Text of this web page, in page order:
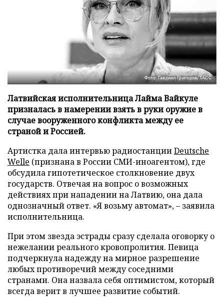
Фото: Гавриил Григоров/ТАСС
Латвийская исполнительница Лайма Вайкуле
призналась в намерении взять в руки оружие в
случае вооруженного конфликта между ее
страной и Россией.
Артистка дала интервью радиостанцииDeutsche
Welle (признана в России СМИ-иноагентом), где
обсудила гипотетическое столкновение двух
государств. Отвечая на вопрос о возможных
действиях при нападении на Латвию, она дала
однозначный ответ. «Я возьму автомат», – заявила
исполнительница.
При этом звезда эстрады сразу сделала оговорку о
нежелании реального кровопролития. Певица
подчеркнула надежду на мирное разрешение
любых противоречий между соседними
странами. Она назвала себя оптимистом, который
всегда верит в лучшее развитие событий.